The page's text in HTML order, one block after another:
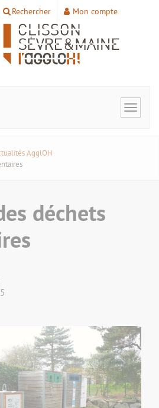
Rechercher Mon compte
Toggle
AgglOH
déchets